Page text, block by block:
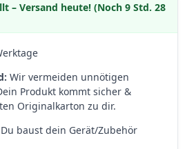
– Versand heute! (Noch 9 Std. 28
Wir vermeiden unnötigen
Produkt kommt sicher &
Originalkarton zu dir.
Du baust dein Gerät/Zubehör